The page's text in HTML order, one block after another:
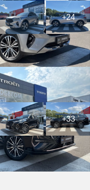
+24
+33